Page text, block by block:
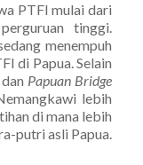
PTFI mulai dari
tinggi.
menempuh
di Papua. Selain
Papuan Bridge
lebih
di mana lebih
putri asli Papua.